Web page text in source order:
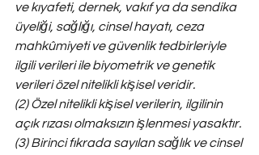
ve kıyafeti, dernek, vakıf ya da sendika
üyeliği, sağlığı, cinsel hayatı, ceza
mahkûmiyeti ve güvenlik tedbirleriyle
ilgili verileri ile biyometrik ve genetik
verileri özel nitelikli kişisel veridir.
(2) Özel nitelikli kişisel verilerin, ilgilinin
açık rızası olmaksızın işlenmesi yasaktır.
(3) Birinci fıkrada sayılan sağlık ve cinsel